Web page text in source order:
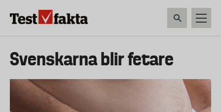
Huvudmeny
ny
Svenskarna blir fetare